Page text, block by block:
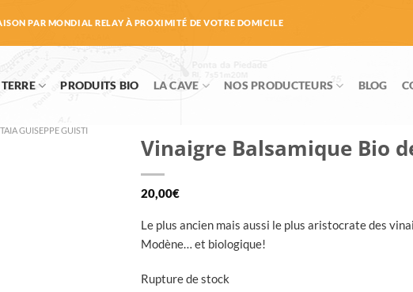
PAR MONDIAL RELAY À PROXIMITÉ DE VOTRE DOMICILE
PRODUITS BIO LA CAVE NOS PRODUCTEURS BLOG
GUISEPPE GUISTI
Vinaigre Balsamique Bio
20,00€
Le plus ancien mais aussi le plus aristocrate des
Modène… et biologique!
Rupture de stock